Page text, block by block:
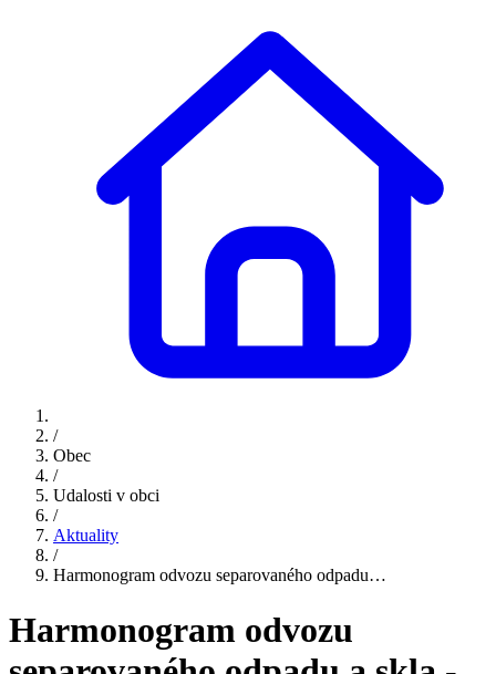
/
Obec
/
Udalosti v obci
/
Aktuality
/
Harmonogram odvozu separovaného odpadu…
Harmonogram odvozu